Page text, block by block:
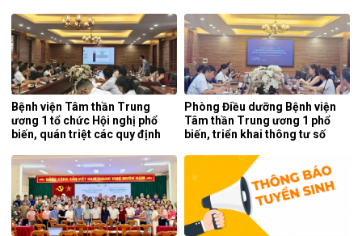
Bệnh viện Tâm thần Trung
ương 1 tổ chức Hội nghị phổ
biến, quán triệt các quy định
Phòng Điều dưỡng Bệnh viện
Tâm thần Trung ương 1 phổ
biến, triển khai thông tư số
chuyên môn của điều dưỡng.